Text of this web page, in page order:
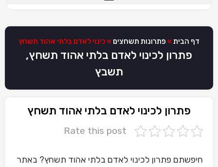
דף הבית » פתרונות תשחצים » כינוי לאדם בלתי אהוד תשחץ
פתרון לכינוי לאדם בלתי אהוד תשחץ,
תשבץ
פתרון לכינוי לאדם בלתי אהוד תשחץ
Rate this post
חיפשתם פתרון לכינוי לאדם בלתי אהוד תשחץ? באתר